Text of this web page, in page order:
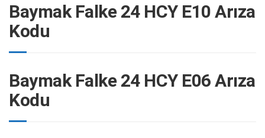
Baymak Falke 24 HCY E10 Arıza
Kodu
Baymak Falke 24 HCY E06 Arıza
Kodu